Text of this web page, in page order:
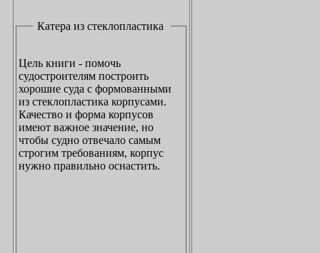
Катера из стеклопластика
Цель книги - помочь
судостроителям построить
хорошие суда с формованными
из стеклопластика корпусами.
Качество и форма корпусов
имеют важное значение, но
чтобы судно отвечало самым
строгим требованиям, корпус
нужно правильно оснастить.